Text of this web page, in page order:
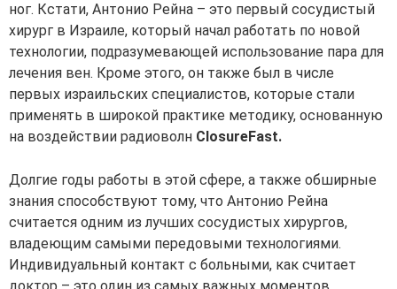
ног. Кстати, Антонио Рейна – это первый сосудистый
хирург в Израиле, который начал работать по новой
технологии, подразумевающей использование пара для
лечения вен. Кроме этого, он также был в числе
первых израильских специалистов, которые стали
применять в широкой практике методику, основанную
на воздействии радиоволн ClosureFast.
Долгие годы работы в этой сфере, а также обширные
знания способствуют тому, что Антонио Рейна
считается одним из лучших сосудистых хирургов,
владеющим самыми передовыми технологиями.
Индивидуальный контакт с больными, как считает